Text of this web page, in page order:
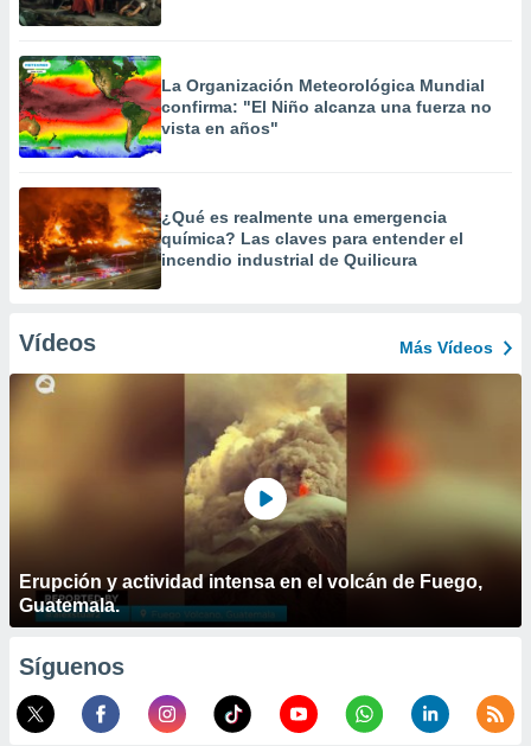
La Organización Meteorológica Mundial
confirma: "El Niño alcanza una fuerza no
vista en años"
¿Qué es realmente una emergencia
química? Las claves para entender el
incendio industrial de Quilicura
Vídeos Más Vídeos
Erupción y actividad intensa en el volcán de Fuego,
Guatemala.
Síguenos